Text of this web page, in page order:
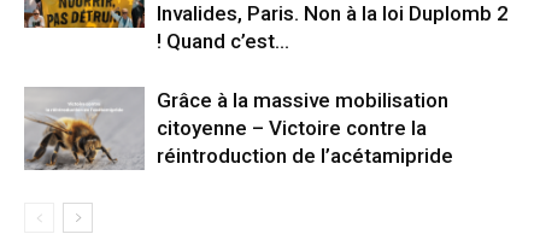
Invalides, Paris. Non à la loi Duplomb 2
! Quand c’est...
Grâce à la massive mobilisation
citoyenne – Victoire contre la
réintroduction de l’acétamipride